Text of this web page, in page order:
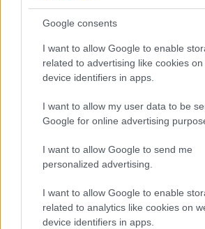
Google consents
I want to allow Google to enable
related to advertising like cookies
device identifiers in apps.
I want to allow my user data to be
Google for online advertising
I want to allow Google to send me
personalized advertising.
I want to allow Google to enable
related to analytics like cookies on
device identifiers in apps.
Kicsi, de fontos gazdasági
GLOBÁL 16 perce
Orbán Gábor: megemeli
EGÉSZSÉGIPAR 32 perce